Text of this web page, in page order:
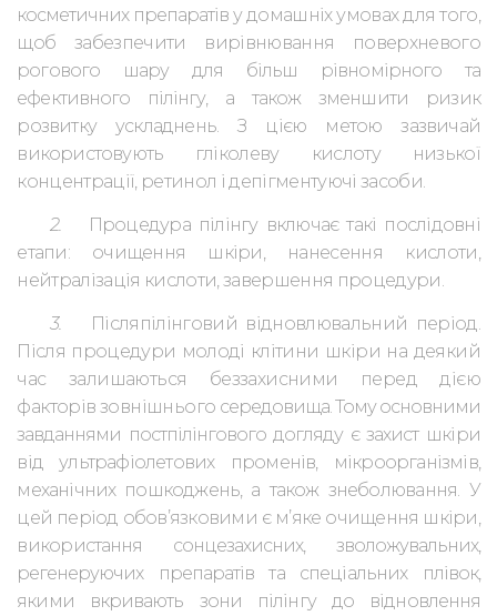
косметичних препаратів у домашніх умовах для того,
щоб забезпечити вирівнювання поверхневого
рогового шару для більш рівномірного та
ефективного пілінгу, а також зменшити ризик
розвитку ускладнень. З цією метою зазвичай
використовують
гліколеву кислоту низької
концентрації, ретинол і депігментуючі засоби.
2. Процедура пілінгу включає такі послідовні
етапи: очищення шкіри, нанесення кислоти,
нейтралізація кислоти, завершення процедури.
3.
Післяпілінговий відновлювальний період.
Після процедури молоді клітини шкіри на деякий
час залишаються беззахисними перед дією
факторів зовнішнього середовища. Тому основними
завданнями постпілінгового догляду є захист шкіри
від ультрафіолетових променів, мікроорганізмів,
механічних пошкоджень, а також знеболювання. У
цей період обов’язковими є м’яке очищення шкіри,
використання сонцезахисних, зволожувальних,
регенеруючих препаратівта спеціальних плівок,
якими вкривають зони пілінгу до відновлення